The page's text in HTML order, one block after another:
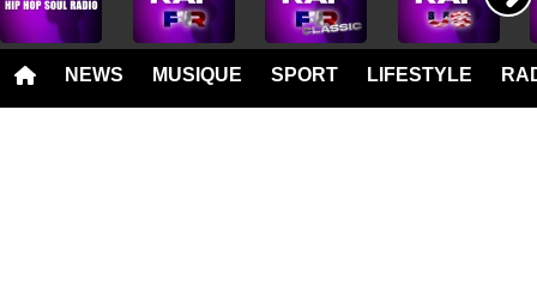
NEWS MUSIQUE SPORT LIFESTYLE